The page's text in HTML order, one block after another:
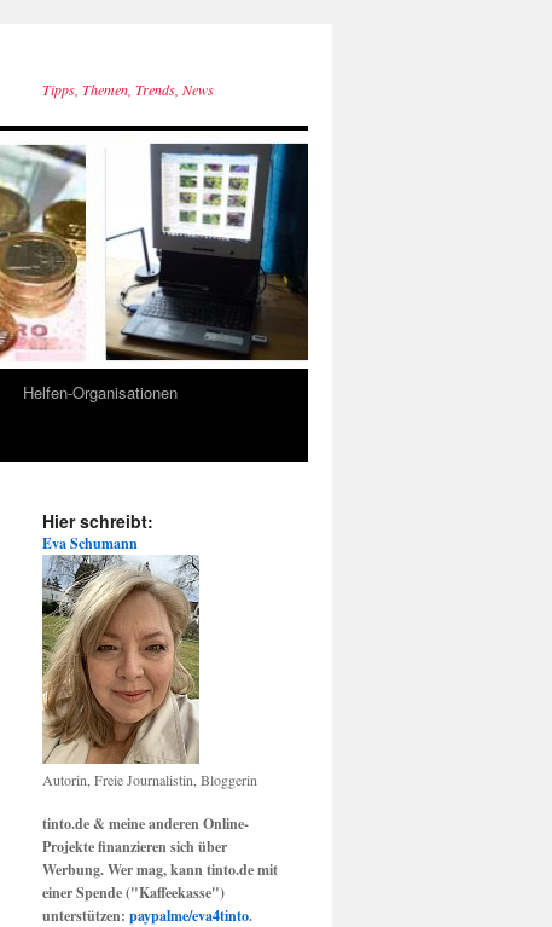
Tipps, Themen, Trends, News
Helfen-Organisationen
Hier schreibt:
Eva Schumann
Autorin, Freie Journalistin, Bloggerin
tinto.de & meine anderen Online-
Projekte finanzieren sich über
Werbung. Wer mag, kann tinto.de mit
einer Spende ("Kaffeekasse")
unterstützen: paypalme/eva4tinto.